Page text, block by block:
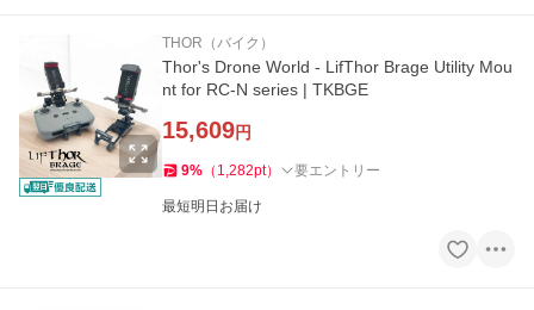
THOR（バイク）
Thor's Drone World - LifThor Brage Utility Mou
nt for RC-N series | TKBGE
15,609円
9% （ 1,282pt） 要エントリー
最短明日お届け